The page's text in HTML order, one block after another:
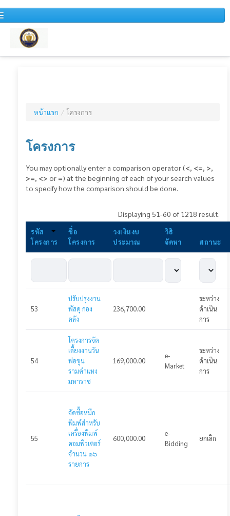
สำหรับบุคคลทั่วไป
รายงานสรุปผลการจัดซื้อจัดจ้างประจำปี
รายงานการวิเคราะห์ผลการจัดซื้อจัดจ้าง
ประกาศโครงการ
ประกาศร่าง TOR
ประกาศราคากลาง
ประกาศร่างเอกสารเชิญชวน
ประกาศเชิญชวน
ประกาศยกเลิกเชิญชวนเสนอราคา
ประกาศผู้ชนะ
ประกาศสัญญา
เข้าสู่ระบบ
แจ้งปัญหาการใช้งาน
หน้าแรก / โครงการ
โครงการ
You may optionally enter a comparison operator (<, <=, >,
>=, <> or =) at the beginning of each of your search values
to specify how the comparison should be done.
Displaying 51-60 of 1218 result.
รหัส
โครงการ
ชื่อ
โครงการ
วงเงินงบ
ประมาณ
วิธิ
จัดหา
สถานะ
53
ปรับปรุงงาน
พัสดุ กอง
คลัง
236,700.00
ระหว่าง
ดำเนิน
การ
54
โครงการจัด
เลี้ยงงานวัน
พ่อขุน
รามคำแหง
มหาราช
169,000.00
e-
Market
ระหว่าง
ดำเนิน
การ
55
จัดซื้อหมึก
พิมพ์สำหรับ
เครื่องพิมพ์
คอมพิวเตอร์
จำนวน ๑๖
รายการ
600,000.00
e-
Bidding
ยกเลิก